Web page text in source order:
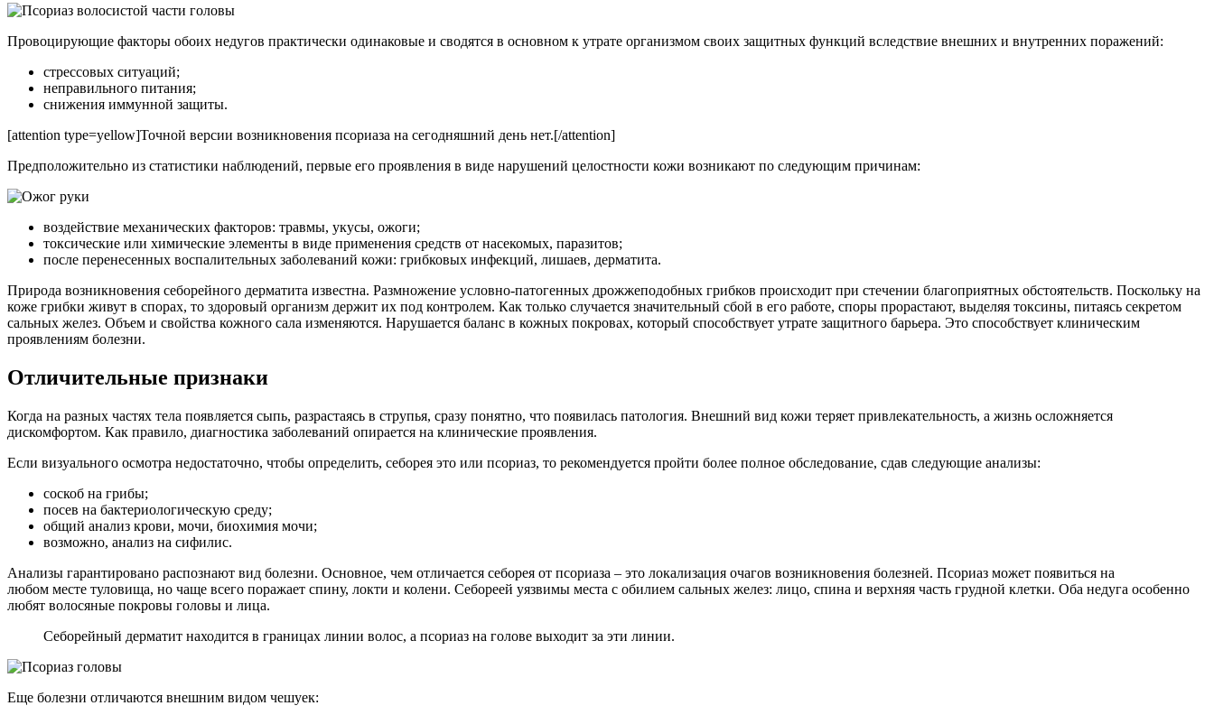
Провоцирующие факторы обоих недугов практически одинаковые и сводятся в основном к утрате организмом своих защитных функций вследствие внешних и внутренних поражений:
стрессовых ситуаций;
неправильного питания;
снижения иммунной защиты.
[attention type=yellow]Точной версии возникновения псориаза на сегодняшний день нет.[/attention]
Предположительно из статистики наблюдений, первые его проявления в виде нарушений целостности кожи возникают по следующим причинам:
воздействие механических факторов: травмы, укусы, ожоги;
токсические или химические элементы в виде применения средств от насекомых, паразитов;
после перенесенных воспалительных заболеваний кожи: грибковых инфекций, лишаев, дерматита.
Природа возникновения себорейного дерматита известна. Размножение условно-патогенных дрожжеподобных грибков происходит при стечении благоприятных обстоятельств. Поскольку на
коже грибки живут в спорах, то здоровый организм держит их под контролем. Как только случается значительный сбой в его работе, споры прорастают, выделяя токсины, питаясь секретом
сальных желез. Объем и свойства кожного сала изменяются. Нарушается баланс в кожных покровах, который способствует утрате защитного барьера. Это способствует клиническим
проявлениям болезни.
Отличительные признаки
Когда на разных частях тела появляется сыпь, разрастаясь в струпья, сразу понятно, что появилась патология. Внешний вид кожи теряет привлекательность, а жизнь осложняется
дискомфортом. Как правило, диагностика заболеваний опирается на клинические проявления.
Если визуального осмотра недостаточно, чтобы определить, себорея это или псориаз, то рекомендуется пройти более полное обследование, сдав следующие анализы:
соскоб на грибы;
посев на бактериологическую среду;
общий анализ крови, мочи, биохимия мочи;
возможно, анализ на сифилис.
Анализы гарантировано распознают вид болезни. Основное, чем отличается себорея от псориаза – это локализация очагов возникновения болезней. Псориаз может появиться на
любом месте туловища, но чаще всего поражает спину, локти и колени. Себореей уязвимы места с обилием сальных желез: лицо, спина и верхняя часть грудной клетки. Оба недуга особенно
любят волосяные покровы головы и лица.
Себорейный дерматит находится в границах линии волос, а псориаз на голове выходит за эти линии.
Еще болезни отличаются внешним видом чешуек: